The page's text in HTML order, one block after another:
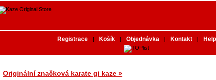
Registrace | Košík | Objednávka | Kontakt | Help
Originální značková karate gi kaze »